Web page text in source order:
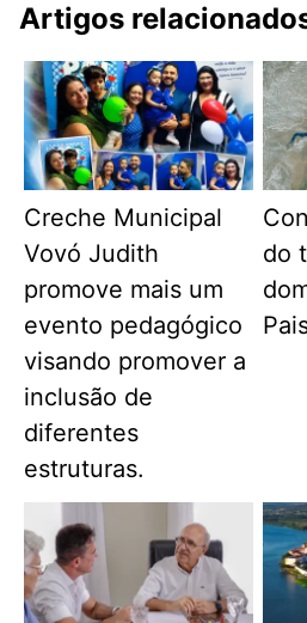
Artigos
Creche Municipal
Vovó Judith
promove mais um
evento pedagógico
visando promover a
inclusão de
diferentes
estruturas.
do